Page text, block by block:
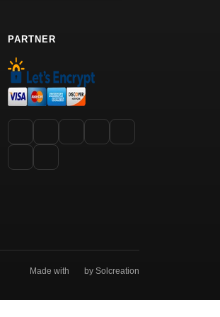
PARTNER
Made with by Solcreation